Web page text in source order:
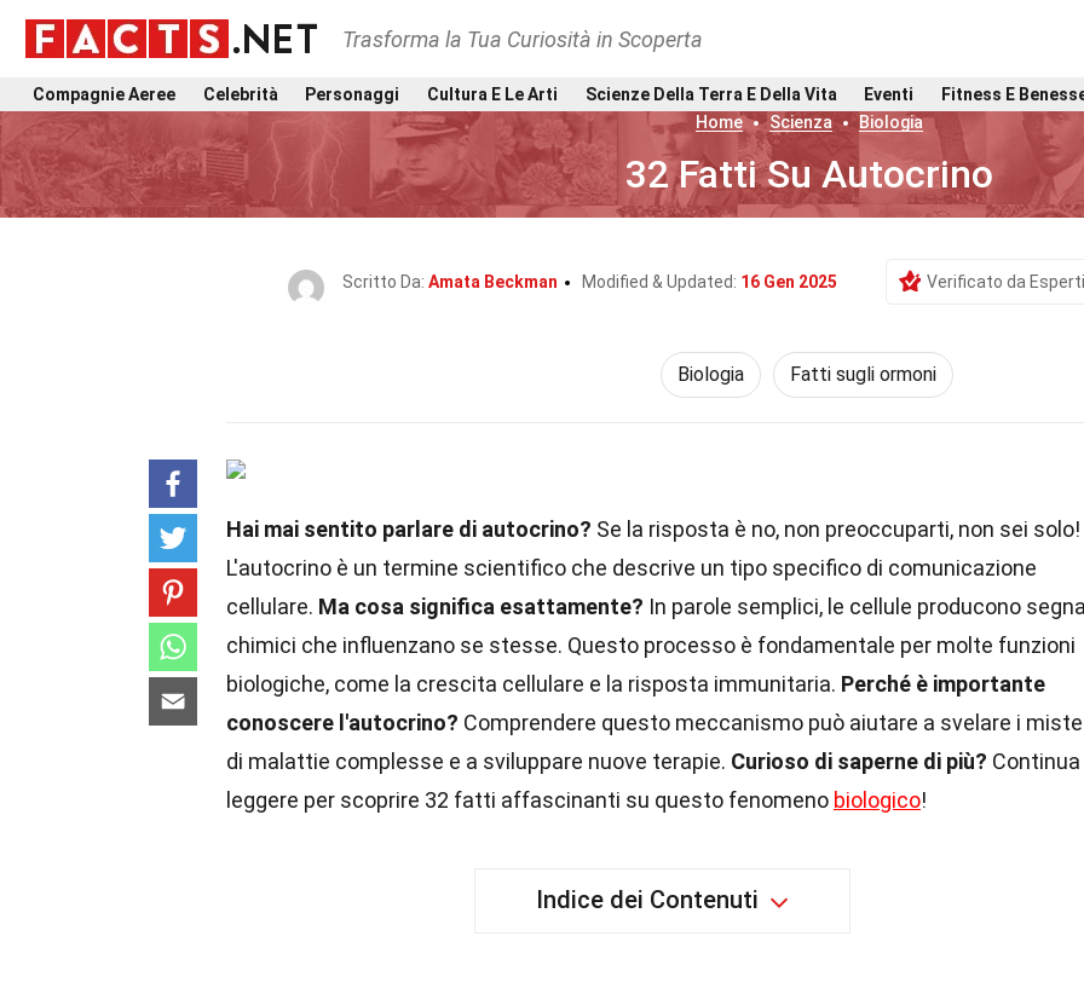
Trasforma la Tua Curiosità in Scoperta
Compagnie Aeree Celebrità Personaggi Cultura E Le Arti Scienze Della Terra E Della Vita Eventi
Fitness E
Home
Scienza Biologia
32 Fatti Su Autocrino
Scritto Da: Amata Beckman Modified & Updated: 16 Gen 2025 Verificato da Esperti
Biologia Fatti sugli ormoni
Hai mai sentito parlare di autocrino? Se la risposta è no, non preoccuparti, non sei solo!
L'autocrino è un termine scientifico che descrive un tipo specifico di comunicazione
cellulare. Ma cosa significa esattamente? In parole semplici, le cellule producono
chimici che influenzano se stesse. Questo processo è fondamentale per molte funzioni
biologiche, come la crescita cellulare e la risposta immunitaria. Perché è importante
conoscere l'autocrino? Comprendere questo meccanismo può aiutare a svelare i
di malattie complesse e a sviluppare nuove terapie. Curioso di saperne di più? Continua
leggere per scoprire 32 fatti affascinanti su questo fenomeno biologico!
Indice dei Contenuti